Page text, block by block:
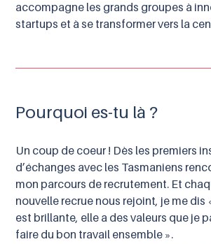
accompagne les grands groupes à
startups et à se transformer vers la
Pourquoi es-tu là ?
Un coup de coeur ! Dès les premiers
d’échanges avec les Tasmaniens
mon parcours de recrutement. Et
nouvelle recrue nous rejoint, je me dis
est brillante, elle a des valeurs que je
faire du bon travail ensemble ».